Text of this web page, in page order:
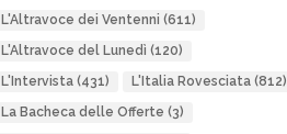
L'Altravoce dei Ventenni (611)
L'Altravoce del Lunedì (120)
L'Intervista(431) L'Italia Rovesciata(812)
La Bacheca delle Offerte (3)